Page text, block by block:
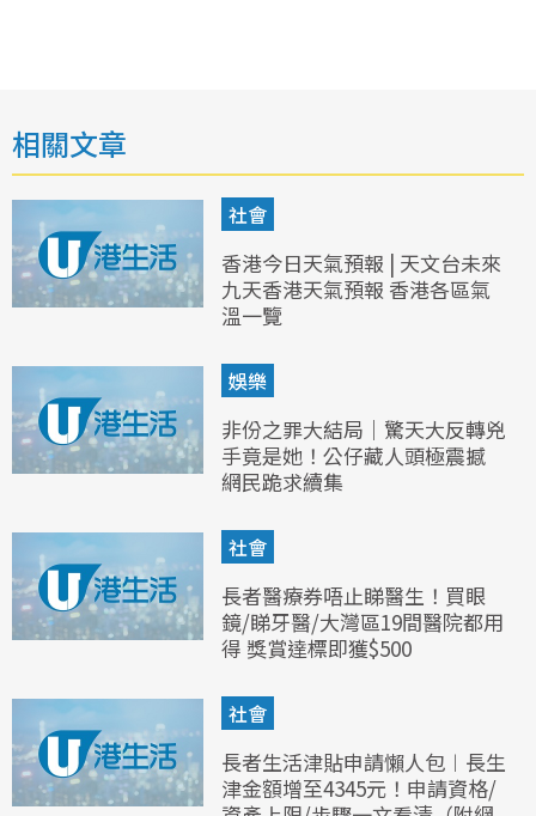
相關文章
社會
香港今日天氣預報 | 天文台未來
九天香港天氣預報 香港各區氣
溫一覽
娛樂
非份之罪大結局｜驚天大反轉兇
手竟是她！公仔藏人頭極震撼
網民跪求續集
社會
長者醫療券唔止睇醫生！買眼
鏡/睇牙醫/大灣區19間醫院都用
得 獎賞達標即獲$500
社會
長者生活津貼申請懶人包︱長生
津金額增至4345元！申請資格/